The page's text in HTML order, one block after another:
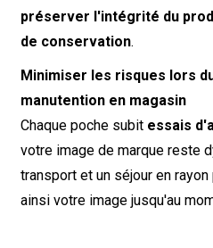
préserver l'intégrité du
de conservation.
Minimiser les risques lors
manutention en magasin
Chaque poche subit essais
votre image de marque reste
transport et un séjour en
ainsi votre image jusqu'au